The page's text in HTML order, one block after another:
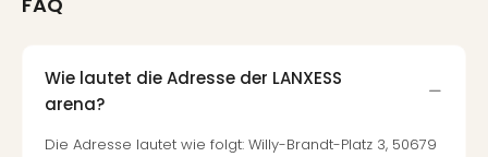
Wie lautet die Adresse der LANXESS
arena?
Die Adresse lautet wie folgt: Willy-Brandt-Platz 3, 50679